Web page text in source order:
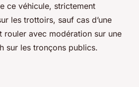
ce véhicule, strictement
les trottoirs, sauf cas d’une
rouler avec modération sur une
sur les tronçons publics.